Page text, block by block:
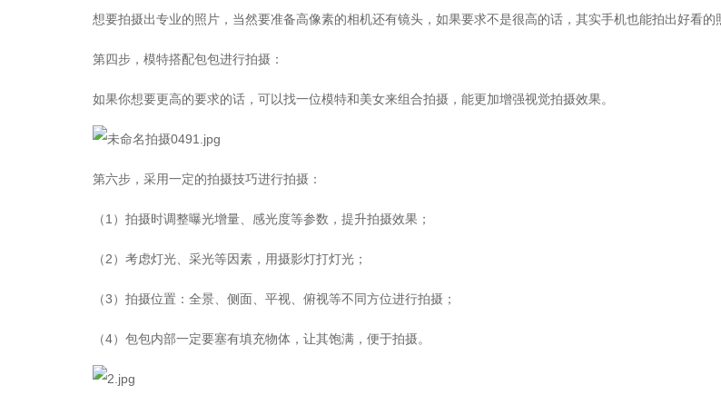
想要拍摄出专业的照片，当然要准备高像素的相机还有镜头，如果要求不是很高的话，其实手机也能拍出好看的
第四步，模特搭配包包进行拍摄：
如果你想要更高的要求的话，可以找一位模特和美女来组合拍摄，能更加增强视觉拍摄效果。
第六步，采用一定的拍摄技巧进行拍摄：
（1）拍摄时调整曝光增量、感光度等参数，提升拍摄效果；
（2）考虑灯光、采光等因素，用摄影灯打灯光；
（3）拍摄位置：全景、侧面、平视、俯视等不同方位进行拍摄；
（4）包包内部一定要塞有填充物体，让其饱满，便于拍摄。